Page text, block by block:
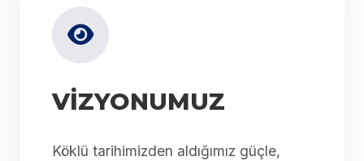
VİZYONUMUZ
Köklü tarihimizden aldığımız güçle,